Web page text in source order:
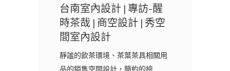
台南室內設計 | 專訪-醒
時茶哉 | 商空設計 | 秀空
間室內設計
靜謐的飲茶環境、茶葉茶具相關用
品的銷售空間設計，簡約的檢